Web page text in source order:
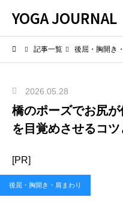
YOGA JOURNAL
記事一覧 後屈・胸開き
2026.05.28
橋のポーズでお尻
を目覚めさせるコ
[PR]
後屈・胸開き・肩まわり